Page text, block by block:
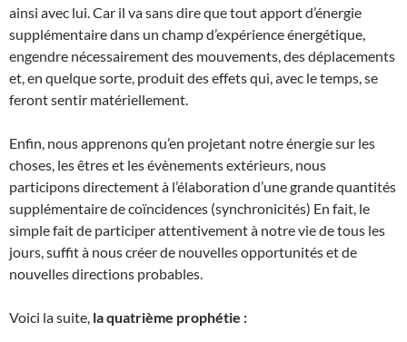
ainsi avec lui. Car il va sans dire que tout apport d’énergie
supplémentaire dans un champ d’expérience énergétique,
engendre nécessairement des mouvements, des déplacements
et, en quelque sorte, produit des effets qui, avec le temps, se
feront sentir matériellement.
Enfin, nous apprenons qu’en projetant notre énergie sur les
choses, les êtres et les évènements extérieurs, nous
participons directement à l’élaboration d’une grande quantités
supplémentaire de coïncidences (synchronicités) En fait, le
simple fait de participer attentivement à notre vie de tous les
jours, suffit à nous créer de nouvelles opportunités et de
nouvelles directions probables.
Voici la suite, la quatrième prophétie :